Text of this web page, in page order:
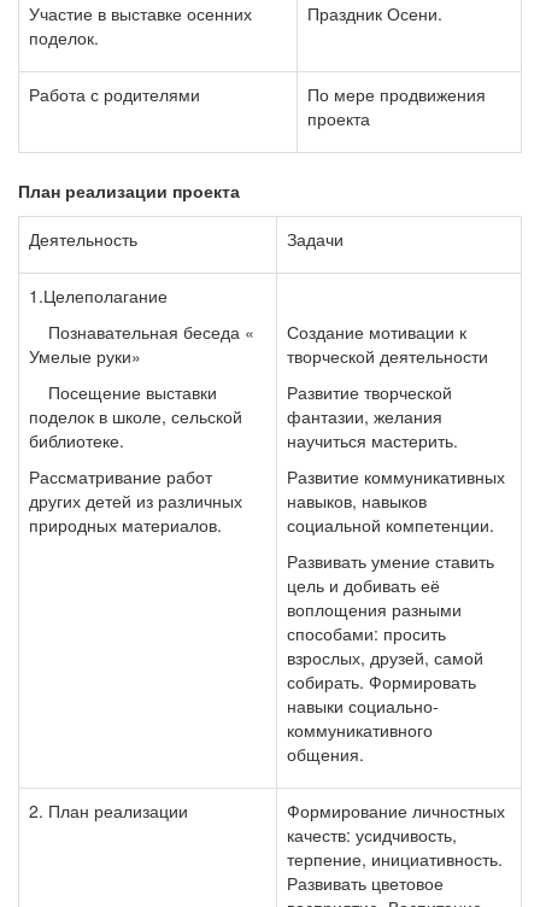
Участие в выставке осенних
поделок.
Праздник Осени.
Работа с родителями
По мере продвижения
проекта
План реализации проекта
Деятельность
Задачи
1.Целеполагание
Познавательная беседа «
Умелые руки»
Посещение выставки
поделок в школе, сельской
библиотеке.
Рассматривание работ
других детей из различных
природных материалов.
Создание мотивации к
творческой деятельности
Развитие творческой
фантазии, желания
научиться мастерить.
Развитие коммуникативных
навыков, навыков
социальной компетенции.
Развивать умение ставить
цель и добивать её
воплощения разными
способами: просить
взрослых, друзей, самой
собирать. Формировать
навыки социально-
коммуникативного
общения.
2. План реализации
Формирование личностных
качеств: усидчивость,
терпение, инициативность.
Развивать цветовое